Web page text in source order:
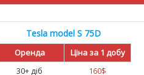
Tesla model S 75D
Оренда
Ціна за 1 добу
30+ діб
160$